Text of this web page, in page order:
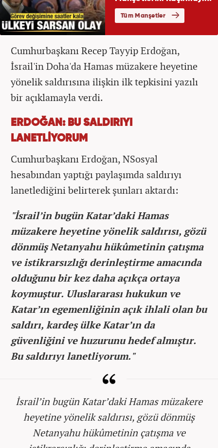
Cumhurbaşkanı Recep Tayyip Erdoğan,
İsrail'in Doha'da Hamas müzakere heyetine
yönelik saldırısına ilişkin ilk tepkisini yazılı
bir açıklamayla verdi.
ERDOĞAN: BU SALDIRIYI
LANETLİYORUM
Cumhurbaşkanı Erdoğan, NSosyal
hesabından yaptığı paylaşımda saldırıyı
lanetlediğini belirterek şunları aktardı:
"İsrail’in bugün Katar’daki Hamas
müzakere heyetine yönelik saldırısı, gözü
dönmüş Netanyahu hükûmetinin çatışma
ve istikrarsızlığı derinleştirme amacında
olduğunu bir kez daha açıkça ortaya
koymuştur. Uluslararası hukukun ve
Katar’ın egemenliğinin açık ihlali olan bu
saldırı, kardeş ülke Katar’ın da
güvenliğini ve huzurunu hedef almıştır.
Bu saldırıyı lanetliyorum."
İsrail’in bugün Katar’daki Hamas müzakere
heyetine yönelik saldırısı, gözü dönmüş
Netanyahu hükûmetinin çatışma ve